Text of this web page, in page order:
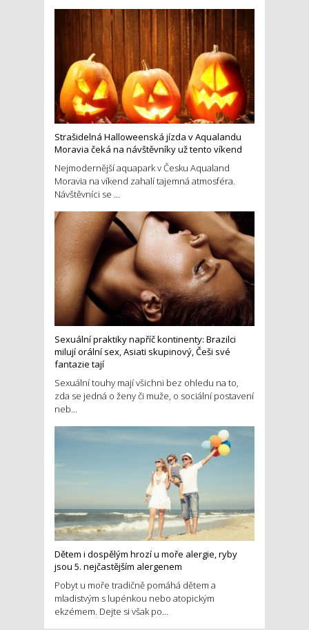
Strašidelná Halloweenská jízda v Aqualandu
Moravia čeká na návštěvníky už tento víkend
Nejmodernější aquapark v Česku Aqualand
Moravia na víkend zahalí tajemná atmosféra.
Návštěvníci se ...
Sexuální praktiky napříč kontinenty: Brazilci
milují orální sex, Asiati skupinový, Češi své
fantazie tají
Sexuální touhy mají všichni bez ohledu na to,
zda se jedná o ženy či muže, o sociální postavení
neb...
Dětem i dospělým hrozí u moře alergie, ryby
jsou 5. nejčastějším alergenem
Pobyt u moře tradičně pomáhá dětem a
mladistvým s lupénkou nebo atopickým
ekzémem. Dejte si však po...